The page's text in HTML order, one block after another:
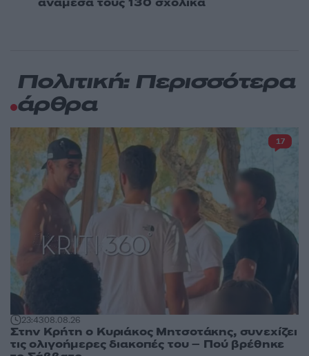
Πολιτική: Περισσότερα
άρθρα
23:4308.08.26
Στην Κρήτη ο Κυριάκος Μητσοτάκης, συνεχίζει
τις ολιγοήμερες διακοπές του – Πού βρέθηκε
17